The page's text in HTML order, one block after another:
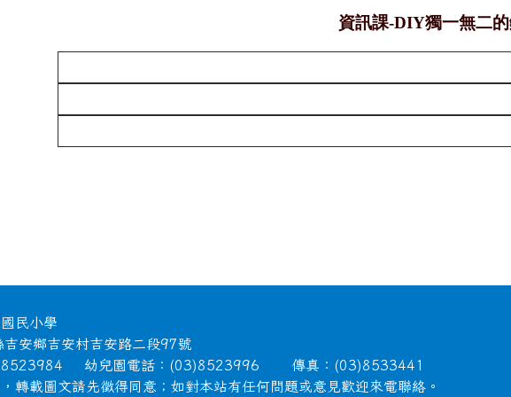
資訊課-DIY獨一無二
民小學
安鄉吉安村吉安路二段97號
幼兒園電話：(03)8523996 傳真：(03)8533441
轉載圖文請先徵得同意；如對本站有任何問題或意見歡迎來電聯絡。